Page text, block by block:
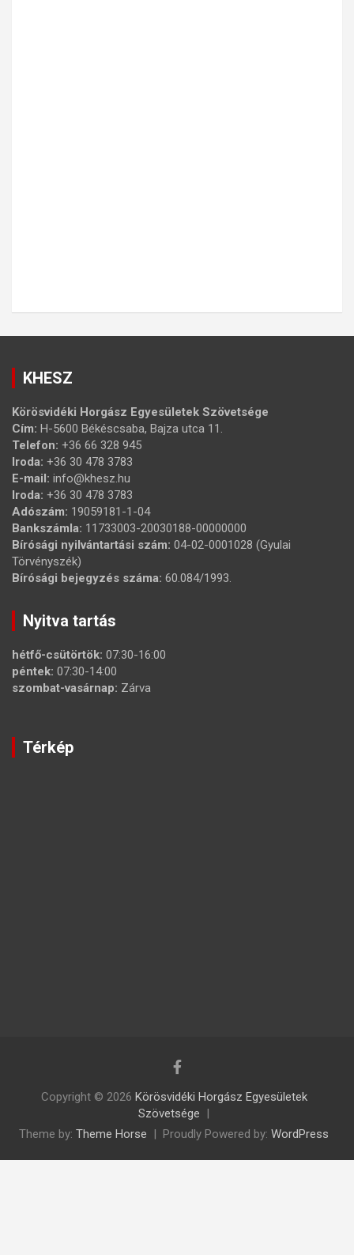
KHESZ
Körösvidéki Horgász Egyesületek Szövetsége
Cím: H-5600 Békéscsaba, Bajza utca 11.
Telefon: +36 66 328 945
Iroda: +36 30 478 3783
E-mail: info@khesz.hu
Iroda: +36 30 478 3783
Adószám: 19059181-1-04
Bankszámla: 11733003-20030188-00000000
Bírósági nyilvántartási szám: 04-02-0001028 (Gyulai
Törvényszék)
Bírósági bejegyzés száma: 60.084/1993.
Nyitva tartás
hétfő-csütörtök: 07:30-16:00
péntek: 07:30-14:00
szombat-vasárnap: Zárva
Térkép
Copyright © 2026 Körösvidéki Horgász Egyesületek
Szövetsége
Theme by: Theme Horse Proudly Powered by: WordPress